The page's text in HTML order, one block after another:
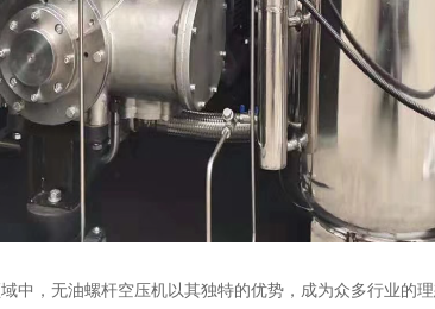
中，无油螺杆空压机以其独特的优势，成为众多行业的